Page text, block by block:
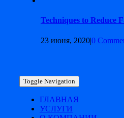
Techniques to Reduce
23 июня, 2020|0
Toggle Navigation
ГЛАВНАЯ
УСЛУГИ